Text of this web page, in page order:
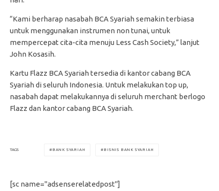
“Kami berharap nasabah BCA Syariah semakin terbiasa
untuk menggunakan instrumen non tunai, untuk
mempercepat cita-cita menuju Less Cash Society,” lanjut
John Kosasih.
Kartu Flazz BCA Syariah tersedia di kantor cabang BCA
Syariah di seluruh Indonesia. Untuk melakukan top up,
nasabah dapat melakukannya di seluruh merchant berlogo
Flazz dan kantor cabang BCA Syariah.
TAGS BANK SYARIAH BISNIS BANK SYARIAH
[sc name="adsenserelatedpost"]